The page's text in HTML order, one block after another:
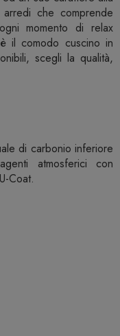
che comprende
momento di relax
il comodo cuscino in
scegli la qualità,
di carbonio inferiore
atmosferici con
Coat.